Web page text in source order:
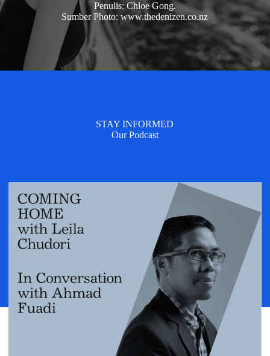
Penulis: Chloe Gong.
Sumber Photo: www.thedenizen.co.nz
STAY INFORMED
Our Podcast